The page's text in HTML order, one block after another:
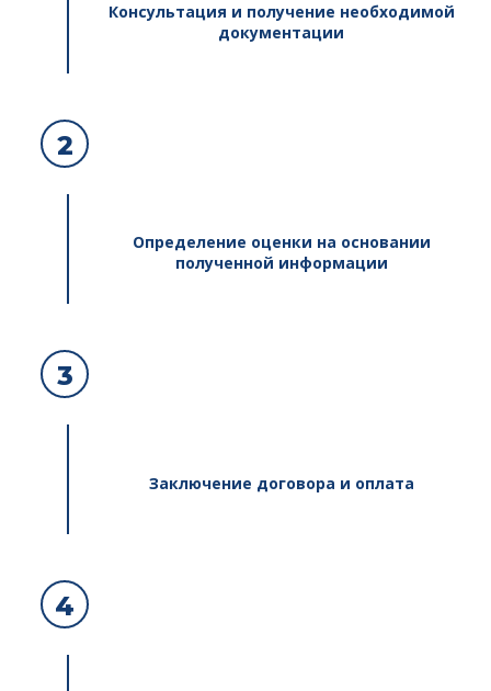
Консультация и получение необходимой
документации
2
Определение оценки на основании
полученной информации
3
Заключение договора и оплата
4